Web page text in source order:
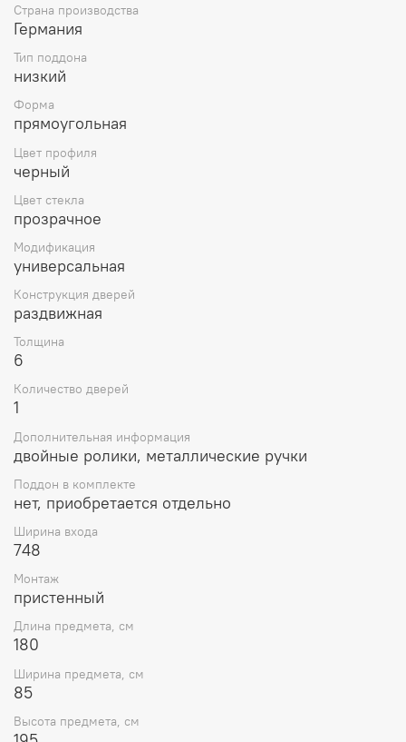
Страна производства
Германия
Тип поддона
низкий
Форма
прямоугольная
Цвет профиля
черный
Цвет стекла
прозрачное
Модификация
универсальная
Конструкция дверей
раздвижная
Толщина
6
Количество дверей
1
Дополнительная информация
двойные ролики, металлические ручки
Поддон в комплекте
нет, приобретается отдельно
Ширина входа
748
Монтаж
пристенный
Длина предмета, см
180
Ширина предмета, см
85
Высота предмета, см